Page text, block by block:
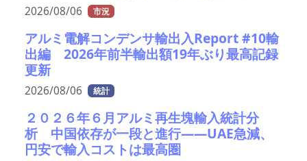
2026/08/06 市況
アルミ電解コンデンサ輸出入Report #10輸
出編 2026年前半輸出額19年ぶり最高記録
更新
2026/08/06 統計
２０２６年６月アルミ再生塊輸入統計分
析 中国依存が一段と進行――UAE急減、
円安で輸入コストは最高圏